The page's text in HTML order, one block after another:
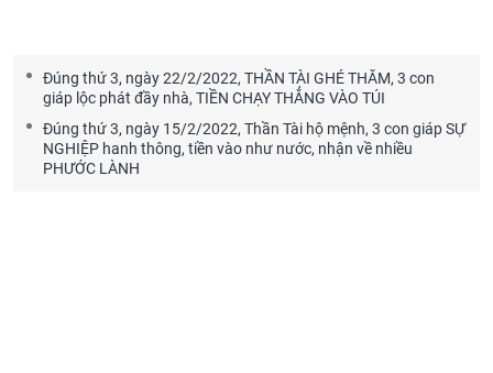
Đúng thứ 3, ngày 22/2/2022, THẦN TÀI GHÉ THĂM, 3 con
giáp lộc phát đầy nhà, TIỀN CHẠY THẲNG VÀO TÚI
Đúng thứ 3, ngày 15/2/2022, Thần Tài hộ mệnh, 3 con giáp SỰ
NGHIỆP hanh thông, tiền vào như nước, nhận về nhiều
PHƯỚC LÀNH